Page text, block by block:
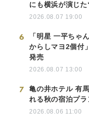
にも横浜が演じ
2026.08.07 19:00
6
「明星 一平ちゃ
からしマヨ2個付
発売
2026.08.07 13:00
7
亀の井ホテル 有
れる秋の宿泊プ
2026.08.06 11:00